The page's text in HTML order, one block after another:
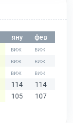
яну фев
114 114
105 107